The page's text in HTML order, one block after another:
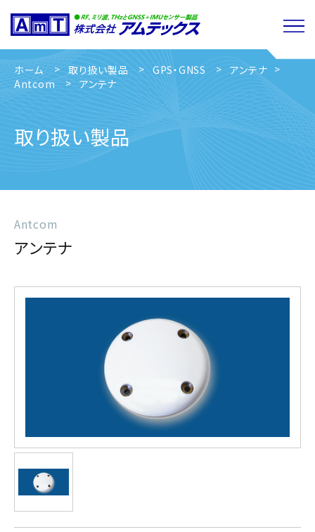
ホーム 取り扱い製品 GPS・GNSS
アンテナ
Antcom
アンテナ
取り扱い製品
Antcom
アンテナ